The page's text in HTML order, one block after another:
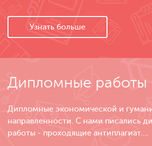
Узнать больше
Дипломные работы
Дипломные экономической и
направленности. С нами писались
работы - проходящие антиплагиат....